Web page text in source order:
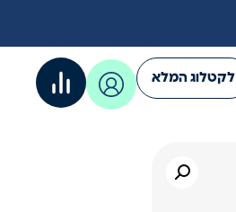
לקטלוג המלא